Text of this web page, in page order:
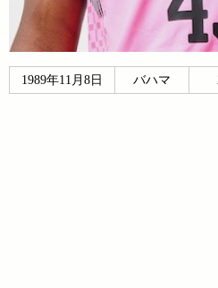
1989年11月8日 バハマ